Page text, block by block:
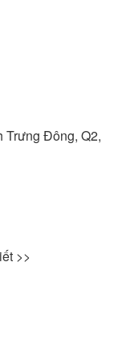
Trưng Đông, Q2,
>>